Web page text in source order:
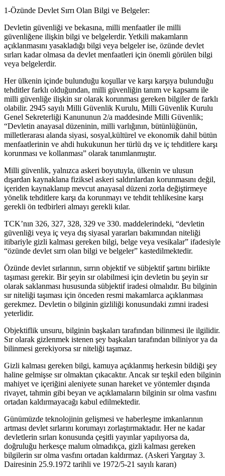
1-Özünde Devlet Sırrı Olan Bilgi ve Belgeler:
Devletin güvenliği ve bekasına, milli menfaatler ile milli
güvenliğene ilişkin bilgi ve belgelerdir. Yetkili makamların
açıklanmasını yasakladığı bilgi veya belgeler ise, özünde devlet
sırları kadar olmasa da devlet menfaatleri için önemli görülen bilgi
veya belgelerdir.
Her ülkenin içinde bulunduğu koşullar ve karşı karşıya bulunduğu
tehditler farklı olduğundan, milli güvenliğin tanım ve kapsamı ile
milli güvenliğe ilişkin sır olarak korunması gereken bilgiler de farklı
olabilir. 2945 sayılı Milli Güvenlik Kurulu, Milli Güvenlik Kurulu
Genel Sekreterliği Kanununun 2/a maddesinde Milli Güvenlik;
“Devletin anayasal düzeninin, milli varlığının, bütünlüğünün,
milletlerarası alanda siyasi, sosyal,kültürel ve ekonomik dahil bütün
menfaatlerinin ve ahdi hukukunun her türlü dış ve iç tehditlere karşı
korunması ve kollanması” olarak tanımlanmıştır.
Milli güvenlik, yalnızca askeri boyutuyla, ülkenin ve ulusun
dışardan kaynaklana fiziksel askeri saldırılardan korunmasını değil,
içeriden kaynaklanıp mevcut anayasal düzeni zorla değiştirmeye
yönelik tehditlere karşı da korunmayı ve tehdit tehlikesine karşı
gerekli ön tedbirleri almayı gerekli kılar.
TCK’nın 326, 327, 328, 329 ve 330. maddelerindeki, “devletin
güvenliği veya iç veya dış siyasal yararları bakımından niteliği
itibariyle gizli kalması gereken bilgi, belge veya vesikalar” ifadesiyle
“özünde devlet sırrı olan bilgi ve belgeler” kastedilmektedir.
Özünde devlet sırlarının, sırrın objektif ve sübjektif şartını birlikte
taşıması gerekir. Bir şeyin sır olabilmesi için devletin bu şeyin sır
olarak saklanması hususunda sübjektif iradesi olmalıdır. Bu bilginin
sır niteliği taşıması için önceden resmi makamlarca açıklanması
gerekmez. Devletin o bilginin gizliliği konusundaki zımni iradesi
yeterlidir.
Objektiflik unsuru, bilginin başkaları tarafından bilinmesi ile ilgilidir.
Sır olarak gizlenmek istenen şey başkaları tarafından biliniyor ya da
bilinmesi gerekiyorsa sır niteliği taşımaz.
Gizli kalması gereken bilgi, kamuya açıklanmış herkesin bildiği şey
haline gelmişse sır olmaktan çıkacaktır. Ancak sır teşkil eden bilginin
mahiyet ve içeriğini aleniyete sunan hareket ve yöntemler dışında
rivayet, tahmin gibi beyan ve açıklamaların bilginin sır olma vasfını
ortadan kaldırmayacağı kabul edilmektedir.
Günümüzde teknolojinin gelişmesi ve haberleşme imkanlarının
artması devlet sırlarını korumayı zorlaştırmaktadır. Her ne kadar
devletlerin sırları konusunda çeşitli yayınlar yapılıyorsa da,
doğruluğu herkesçe malum olmadıkça, gizli kalması gereken
bilgilerin sır olma vasfını ortadan kaldırmaz. (Askeri Yargıtay 3.
Dairesinin 25.9.1972 tarihli ve 1972/5-21 sayılı kararı)